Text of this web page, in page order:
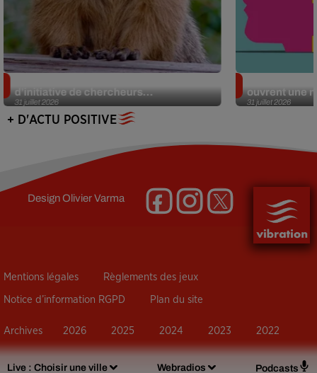
Live : Choisir une ville Webradios Podcasts
31 juillet 2026
d’initiative de chercheurs...
31 juillet 2026
ouvrent une
+ D'ACTU POSITIVE
DesignOlivier Varma
Mentions légales Règlements des jeux
Notice d’information RGPD Plan du site
Archives 2026 2025 2024 2023 2022